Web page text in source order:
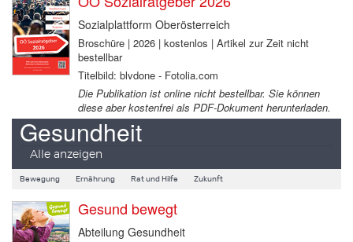
Sozialplattform Oberösterreich
Broschüre | 2026 | kostenlos | Artikel zur Zeit nicht
bestellbar
Titelbild: blvdone - Fotolia.com
Die Publikation ist online nicht bestellbar. Sie können
diese aber kostenfrei als PDF-Dokument herunterladen.
Gesundheit
Alle anzeigen
Bewegung Ernährung Rat und Hilfe Zukunft
Gesund bewegt
Abteilung Gesundheit